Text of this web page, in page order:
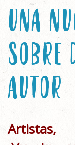
UNA
SOBRE
AUTOR
Artistas,